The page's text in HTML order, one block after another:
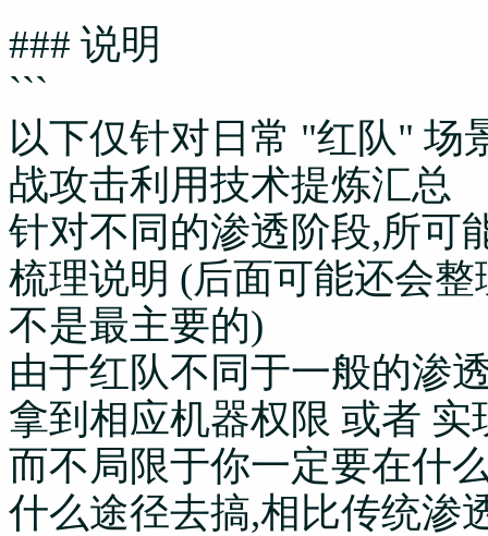
### 说明
```
以下仅针对日常 "红队" 场
战攻击利用技术提炼汇总
针对不同的渗透阶段,所可
梳理说明 (后面可能还会
不是最主要的)
由于红队不同于一般的渗
拿到相应机器权限 或者 实
而不局限于你一定要在什
什么途径去搞,相比传统渗